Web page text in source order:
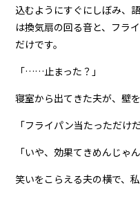
込むようにすぐにしぼみ、
は換気扇の回る音と、フラ
だけです。
「……止まった？」
寝室から出てきた夫が、壁
「フライパン当たっただけ
「いや、効果てきめんじゃん
笑いをこらえる夫の横で、